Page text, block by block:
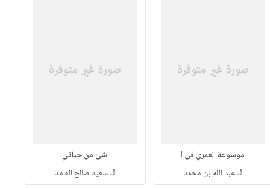
موسوعة العمري في ا
لـعبد الله بن محمد
شئ من حياتي
لـسعيد صالح الغامد